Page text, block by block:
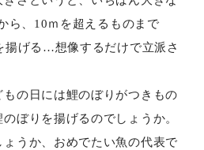
ら、10ｍを超えるものまで
揚げる…想像するだけで立派さ
の日には鯉のぼりがつきもの
ぼりを揚げるのでしょうか。
うか、おめでたい魚の代表で